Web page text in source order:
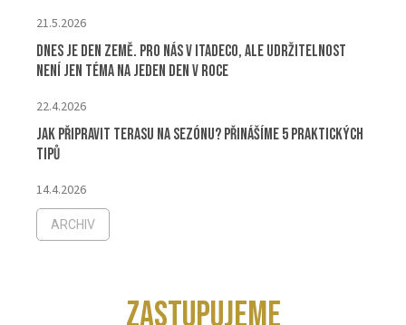
21.5.2026
Dnes je Den Země. Pro nás v ITADECO, ale udržitelnost
není jen téma na jeden den v roce
22.4.2026
Jak připravit terasu na sezónu? Přinášíme 5 praktických
tipů
14.4.2026
ARCHIV
ZASTUPUJEME